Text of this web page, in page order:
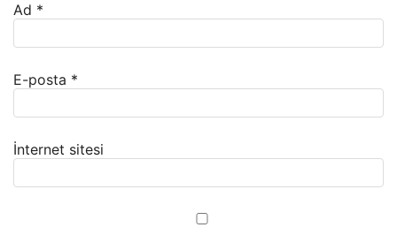
Ad *
E-posta *
İnternet sitesi